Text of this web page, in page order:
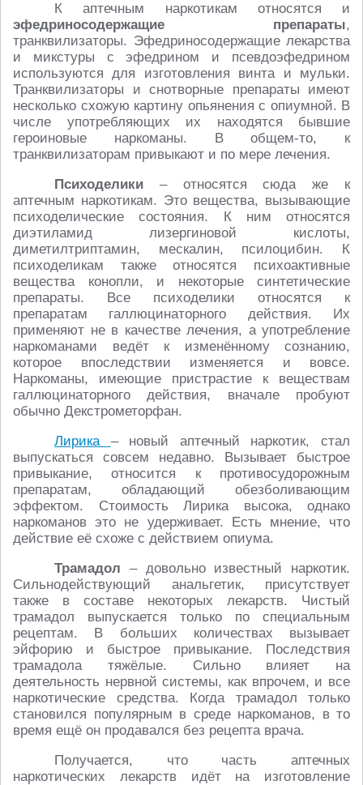
К аптечным наркотикам относятся и
эфедриносодержащие препараты,
транквилизаторы. Эфедриносодержащие лекарства
и микстуры с эфедрином и псевдоэфедрином
используются для изготовления винта и мульки.
Транквилизаторы и снотворные препараты имеют
несколько схожую картину опьянения с опиумной. В
числе употребляющих их находятся бывшие
героиновые наркоманы. В общем-то, к
транквилизаторам привыкают и по мере лечения.
Психоделики – относятся сюда же к
аптечным наркотикам. Это вещества, вызывающие
психоделические состояния. К ним относятся
диэтиламид лизергиновой кислоты,
диметилтриптамин, мескалин, псилоцибин. К
психоделикам также относятся психоактивные
вещества конопли, и некоторые синтетические
препараты. Все психоделики относятся к
препаратам галлюцинаторного действия. Их
применяют не в качестве лечения, а употребление
наркоманами ведёт к изменённому сознанию,
которое впоследствии изменяется и вовсе.
Наркоманы, имеющие пристрастие к веществам
галлюцинаторного действия, вначале пробуют
обычно Декстрометорфан.
Лирика – новый аптечный наркотик, стал
выпускаться совсем недавно. Вызывает быстрое
привыкание, относится к противосудорожным
препаратам, обладающий обезболивающим
эффектом. Стоимость Лирика высока, однако
наркоманов это не удерживает. Есть мнение, что
действие её схоже с действием опиума.
Трамадол – довольно известный наркотик.
Сильнодействующий анальгетик, присутствует
также в составе некоторых лекарств. Чистый
трамадол выпускается только по специальным
рецептам. В больших количествах вызывает
эйфорию и быстрое привыкание. Последствия
трамадола тяжёлые. Сильно влияет на
деятельность нервной системы, как впрочем, и все
наркотические средства. Когда трамадол только
становился популярным в среде наркоманов, в то
время ещё он продавался без рецепта врача.
Получается, что часть аптечных
наркотических лекарств идёт на изготовление